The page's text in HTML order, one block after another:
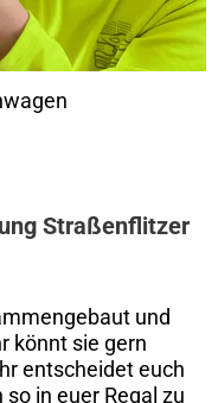
Straßenflitzer
und
könnt sie gern
entscheidet euch
in euer Regal zu